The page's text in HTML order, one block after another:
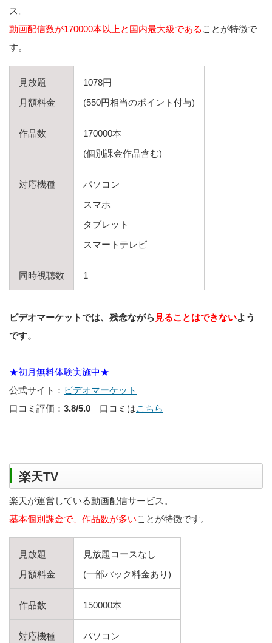
ス。
動画配信数が170000本以上と国内最大級である ことが特徴で
す。
見放題
月額料金
1078円
(550円相当のポイント付与)
作品数
170000本
(個別課金作品含む)
対応機種
パソコン
スマホ
タブレット
スマートテレビ
同時視聴数 1
ビデオマーケットでは、残念ながら 見ることはできないよう
です。
★初月無料体験実施中★
公式サイト： ビデオマーケット
口コミ評価： 3.8/5.0 口コミはこちら
楽天TV
楽天が運営している動画配信サービス。
基本個別課金で、作品数が多いことが特徴です。
見放題
月額料金
見放題コースなし
(一部パック料金あり)
作品数 150000本
対応機種
パソコン